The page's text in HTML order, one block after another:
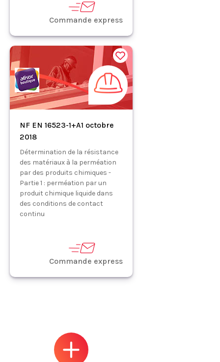
Commande express
NF EN 16523-1+A1 octobre
2018
Détermination de la résistance
des matériaux à la perméation
par des produits chimiques -
Partie 1 : perméation par un
produit chimique liquide dans
des conditions de contact
continu
Commande express